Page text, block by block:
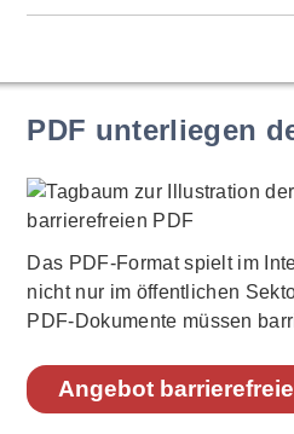
PDF unterliegen
Das PDF-Format spielt im
nicht nur im öffentlichen
PDF-Dokumente müssen
Angebot